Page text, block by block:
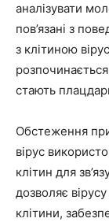
аналізувати
пов’язані з
з клітиною
розпочинається
стають
Обстеження
вірус
клітин для
дозволяє
клітини,